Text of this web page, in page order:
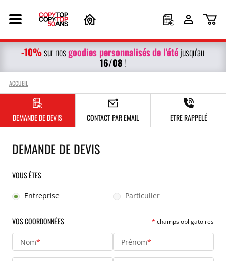
-10%sur nosgoodies personnalisésde l'étéjusqu'au
16/08!
ACCUEIL
DEMANDE DE DEVIS CONTACT PAR EMAIL ETRE RAPPELÉ
DEMANDE DE DEVIS
VOUS ÊTES
Entreprise Particulier
VOS COORDONNÉES * champs obligatoires
Nom* Prénom*